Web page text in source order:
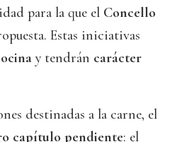
para la que el Concello
Estas iniciativas
y tendrán carácter
destinadas a la carne, el
capítulo pendiente: el